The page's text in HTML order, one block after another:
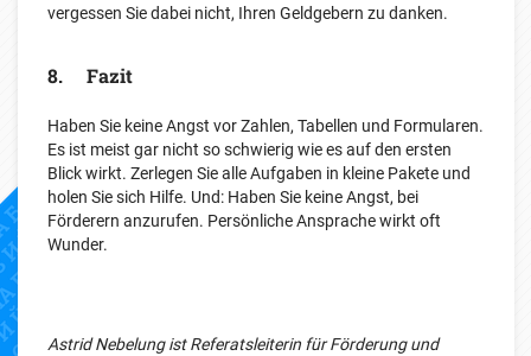
vergessen Sie dabei nicht, Ihren Geldgebern zu danken.
8. Fazit
Haben Sie keine Angst vor Zahlen, Tabellen und Formularen.
Es ist meist gar nicht so schwierig wie es auf den ersten
Blick wirkt. Zerlegen Sie alle Aufgaben in kleine Pakete und
holen Sie sich Hilfe. Und: Haben Sie keine Angst, bei
Förderern anzurufen. Persönliche Ansprache wirkt oft
Wunder.
Astrid Nebelung ist Referatsleiterin für Förderung und